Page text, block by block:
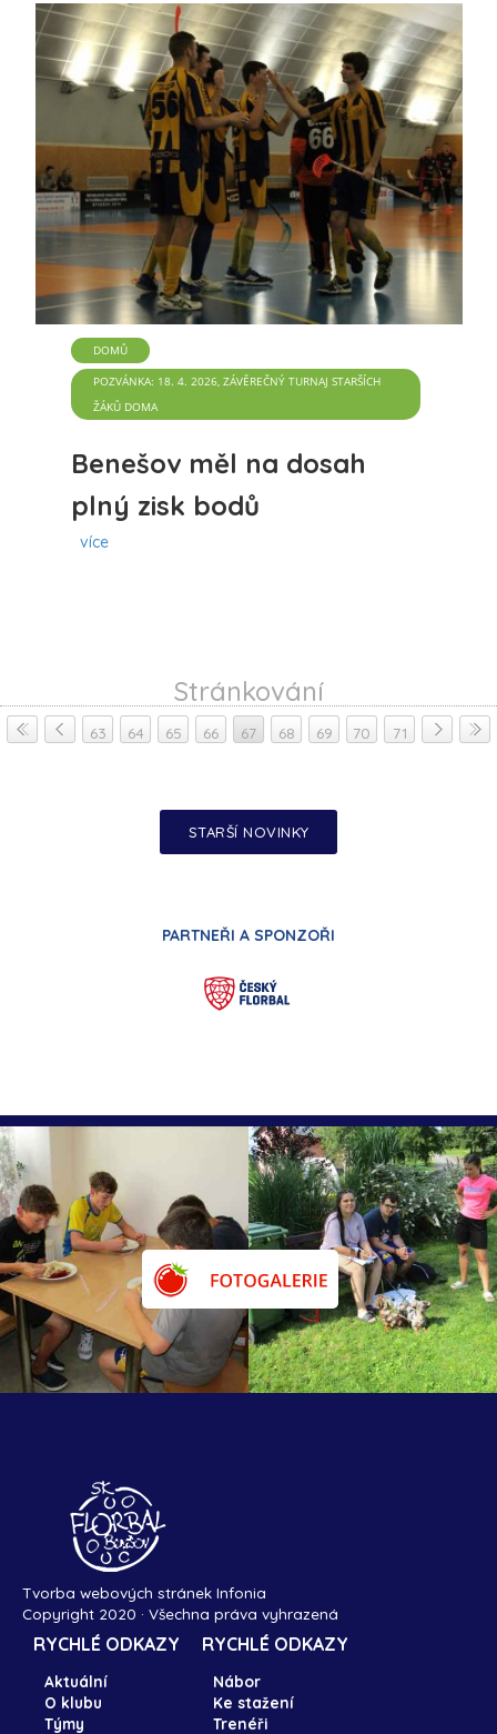
Benešov měl na dosah
plný zisk bodů
více
DOMŮ
POZVÁNKA: 18. 4. 2026, ZÁVĚREČNÝ TURNAJ STARŠÍCH
ŽÁKŮ DOMA
Stránkování
63 64 65 66 67 68 69 70 71
STARŠÍ NOVINKY
PARTNEŘI A SPONZOŘI
Tvorba webových stránek Infonia
Copyright 2020 · Všechna práva vyhrazená
RYCHLÉ ODKAZY
Aktuální
O klubu
Týmy
RYCHLÉ ODKAZY
Nábor
Ke stažení
Trenéři